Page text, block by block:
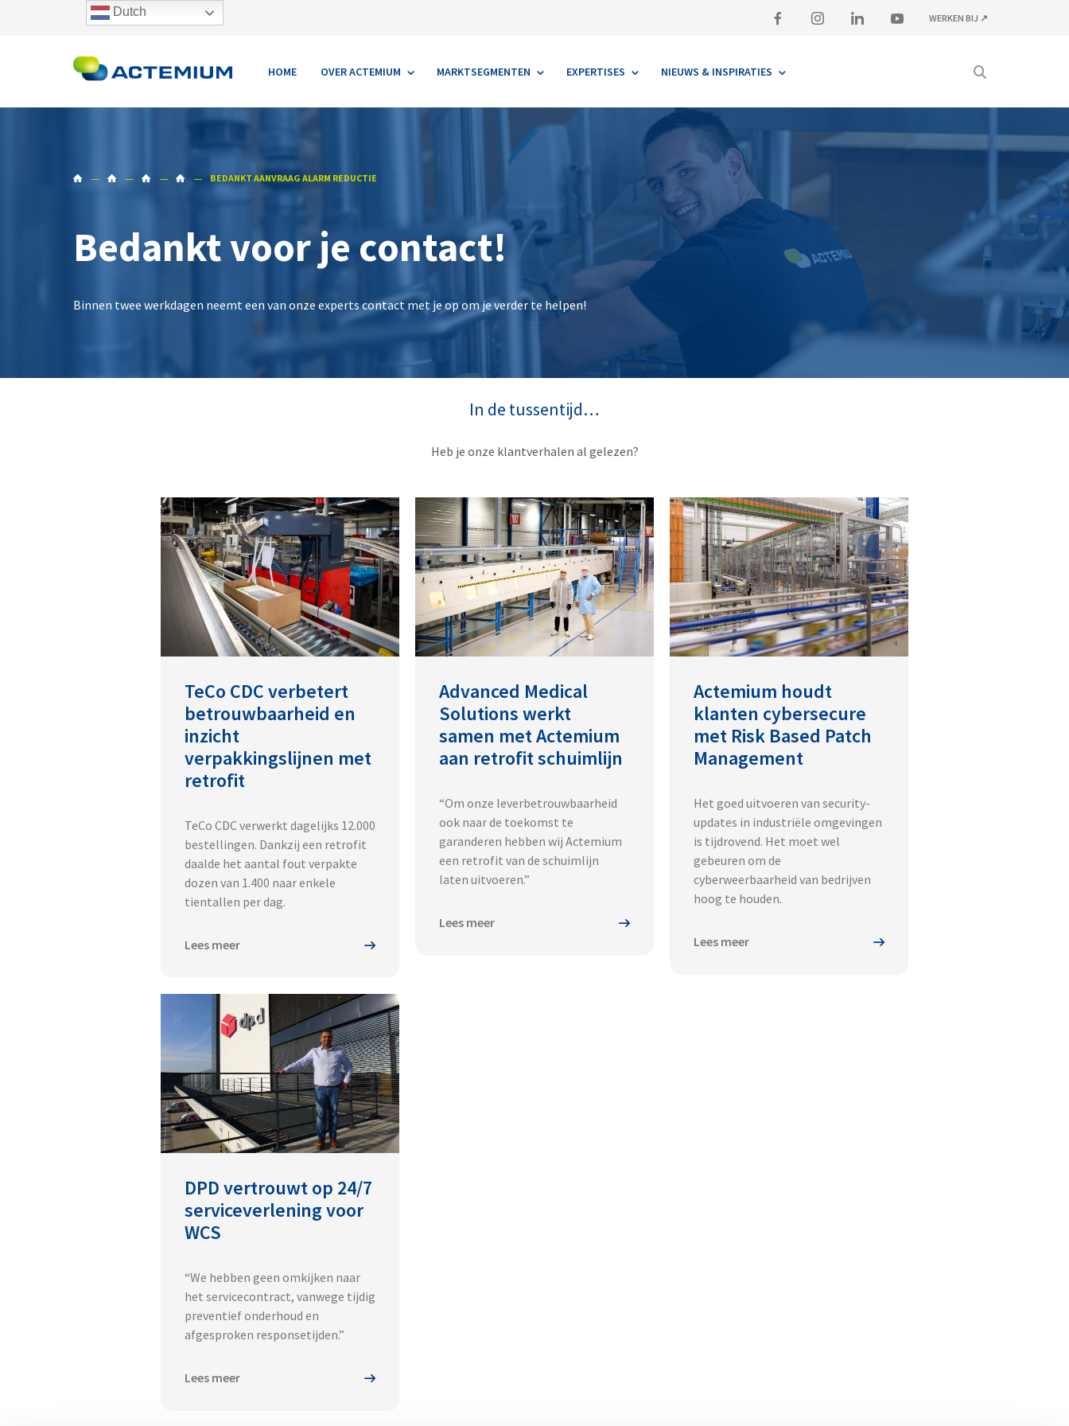
WERKEN BIJ ↗
HOME OVER ACTEMIUM MARKTSEGMENTEN EXPERTISES NIEUWS & INSPIRATIES
BEDANKT AANVRAAG ALARM REDUCTIE
Bedankt voor je contact!
Binnen twee werkdagen neemt een van onze experts contact met je op om je verder te helpen!
In de tussentijd…
Heb je onze klantverhalen al gelezen?
TeCo CDC verbetert
betrouwbaarheid en
inzicht
verpakkingslijnen met
retrofit
TeCo CDC verwerkt dagelijks 12.000
bestellingen. Dankzij een retrofit
daalde het aantal fout verpakte
dozen van 1.400 naar enkele
tientallen per dag.
Lees meer
Advanced Medical
Solutions werkt
samen met Actemium
aan retrofit schuimlijn
“Om onze leverbetrouwbaarheid
ook naar de toekomst te
garanderen hebben wij Actemium
een retrofit van de schuimlijn
laten uitvoeren.”
Lees meer
Actemium houdt
klanten cybersecure
met Risk Based Patch
Management
Het goed uitvoeren van security-
updates in industriële omgevingen
is tijdrovend. Het moet wel
gebeuren om de
cyberweerbaarheid van bedrijven
hoog te houden.
Lees meer
DPD vertrouwt op 24/7
serviceverlening voor
WCS
“We hebben geen omkijken naar
het servicecontract, vanwege tijdig
preventief onderhoud en
afgesproken responsetijden.”
Lees meer
Dutch